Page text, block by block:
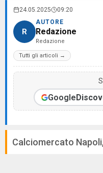
24.05.2025 09:20
R
AUTORE
Redazione
Redazione
Tutti gli articoli →
Google
Calciomercato